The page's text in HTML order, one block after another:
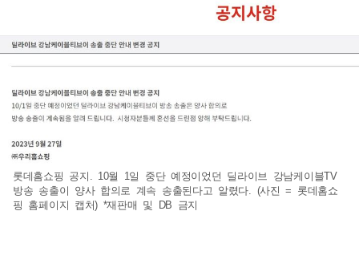
롯데홈쇼핑 공지. 10월 1일 중단 예정이었던 딜라이브 강남케이블TV
방송 송출이 양사 합의로 계속 송출된다고 알렸다. (사진 = 롯데홈쇼
핑 홈페이지 캡처) *재판매 및 DB 금지